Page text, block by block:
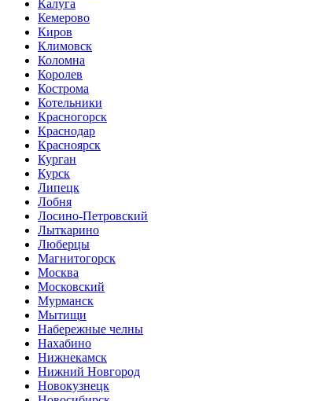
Калуга
Кемерово
Киров
Климовск
Коломна
Королев
Кострома
Котельники
Красногорск
Краснодар
Красноярск
Курган
Курск
Липецк
Лобня
Лосино-Петровский
Лыткарино
Люберцы
Магнитогорск
Москва
Московский
Мурманск
Мытищи
Набережные челны
Нахабино
Нижнекамск
Нижний Новгород
Новокузнецк